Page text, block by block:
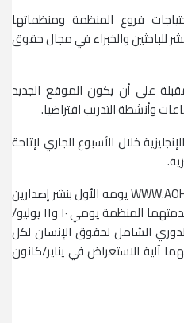
فروع المنظمة ومنظماتها
للباحثين والخبراء في مجال حقوق
على أن يكون الموقع الجديد
وأنشطة التدريب افتراضيا.
خلال الأسبوع الجاري لإتاحة
ويبدأ الموقع الجديد WWW.AOHRARAB.COM يومه الأول بنشر إصدارين
حديثين للمنظمة يتناولان تقريرن قدمتهما المنظمة يومي ١٠ و١١ يوليو/
الشامل لحقوق الإنسان لكل
آلية الاستعراض في يناير/كانون